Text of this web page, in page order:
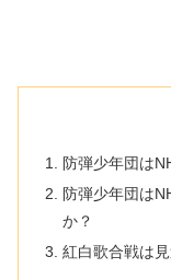
防弾少年団は
防弾少年団は
か？
紅白歌合戦は